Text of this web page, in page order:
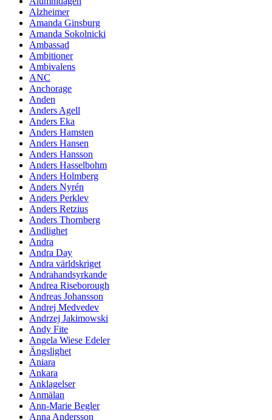
Alzheimer
Amanda Ginsburg
Amanda Sokolnicki
Ambassad
Ambitioner
Ambivalens
ANC
Anchorage
Anden
Anders Agell
Anders Eka
Anders Hamsten
Anders Hansen
Anders Hansson
Anders Hasselbohm
Anders Holmberg
Anders Nyrén
Anders Perklev
Anders Retzius
Anders Thornberg
Andlighet
Andra
Andra Day
Andra världskriget
Andrahandsyrkande
Andrea Riseborough
Andreas Johansson
Andrej Medvedev
Andrzej Jakimowski
Andy Fite
Angela Wiese Edeler
Ängslighet
Aniara
Ankara
Anklagelser
Anmälan
Ann-Marie Begler
Anna Andersson